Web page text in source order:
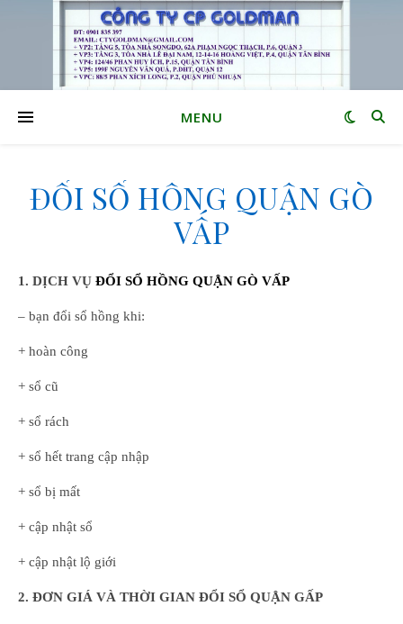
MENU
ĐỔI SỔ HỒNG QUẬN GÒ
VẤP
1. DỊCH VỤ ĐỔI SỔ HỒNG QUẬN GÒ VẤP
– bạn đổi sổ hồng khi:
+ hoàn công
+ sổ cũ
+ sổ rách
+ sổ hết trang cập nhập
+ sổ bị mất
+ cập nhật sổ
+ cập nhật lộ giới
2. ĐƠN GIÁ VÀ THỜI GIAN ĐỔI SỔ QUẬN GẤP